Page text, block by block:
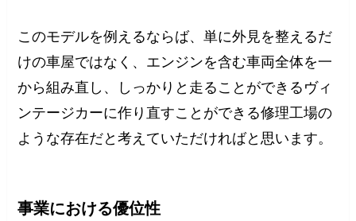
このモデルを例えるならば、単に外見を整えるだ
けの車屋ではなく、エンジンを含む車両全体を一
から組み直し、しっかりと走ることができるヴィ
ンテージカーに作り直すことができる修理工場の
ような存在だと考えていただければと思います。
事業における優位性